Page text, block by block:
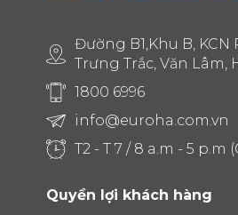
Đường B1,Khu B, KCN
Trưng Trắc, Văn Lâm,
1800 6996
info@euroha.com.vn
T2 - T 7 / 8 a.m - 5 p.m
Quyền lợi khách hàng